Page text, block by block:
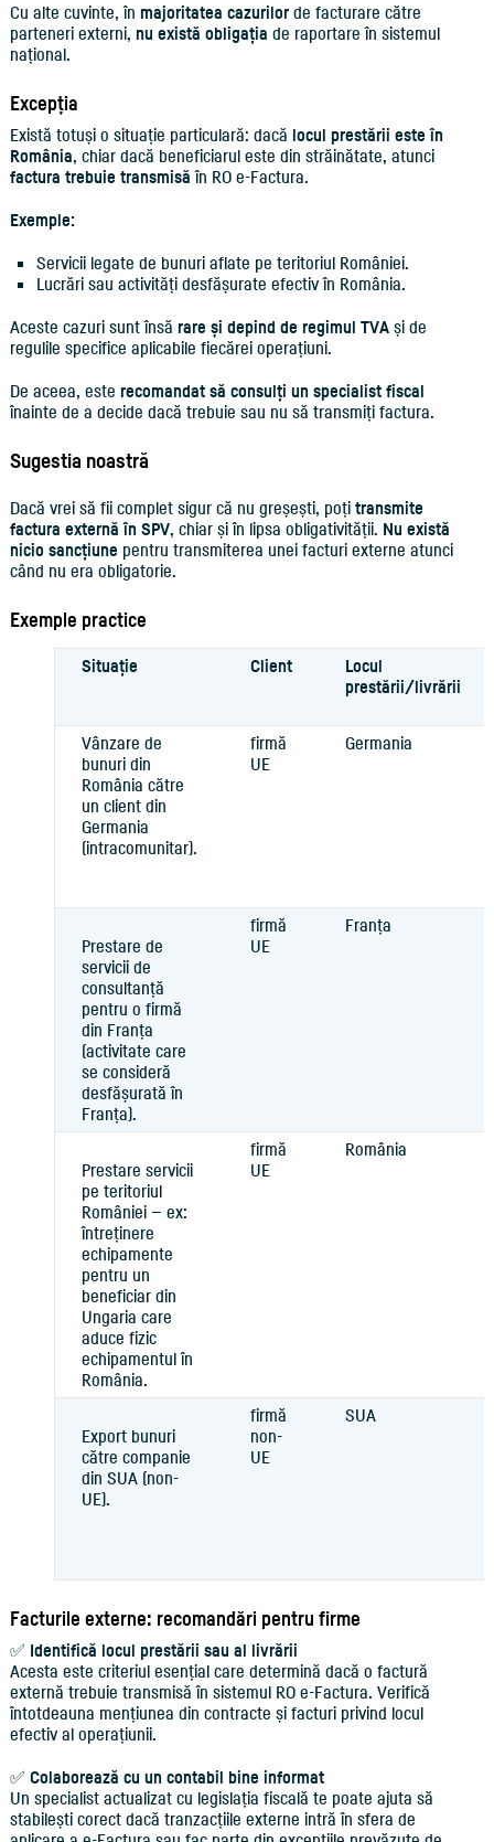
Cu alte cuvinte, în majoritatea cazurilorde facturare către
parteneri externi, nu există obligația de raportare în sistemul
național.
Excepția
Există totuși o situație particulară: dacă locul prestării este în
România, chiar dacă beneficiarul este din străinătate, atunci
factura trebuie transmisă în RO e-Factura.
Exemple:
Servicii legate de bunuri aflate pe teritoriul României.
Lucrări sau activități desfășurate efectiv în România.
Aceste cazuri sunt însă rare și depind de regimul TVAși de
regulile specifice aplicabile fiecărei operațiuni.
De aceea, este recomandat să consulți un specialist fiscal
înainte de a decide dacă trebuie sau nu să transmiți factura.
Sugestia noastră
Dacă vrei să fii complet sigur că nu greșești, poți transmite
factura externă în SPV, chiar și în lipsa obligativității. Nu există
nicio sancțiune pentru transmiterea unei facturi externe atunci
când nu era obligatorie.
Exemple practice
Situație Client
Locul
prestării/livrării
Vânzare de
bunuri din
România către
un client din
Germania
(intracomunitar).
firmă
UE
Germania
Prestare de
servicii de
consultanță
pentru o firmă
din Franța
(activitate care
se consideră
desfășurată în
Franța).
firmă
UE
Franța
Prestare servicii
pe teritoriul
României — ex:
întreținere
echipamente
pentru un
beneficiar din
Ungaria care
aduce fizic
echipamentul în
România.
firmă
UE
România
Export bunuri
către companie
din SUA (non-
UE).
firmă
non-
UE
SUA
Facturile externe: recomandări pentru firme
✅ Identifică locul prestării sau al livrării
Acesta este criteriul esențial care determină dacă o factură
externă trebuie transmisă în sistemul RO e-Factura. Verifică
întotdeauna mențiunea din contracte și facturi privind locul
efectiv al operațiunii.
✅ Colaborează cu un contabil bine informat
Un specialist actualizat cu legislația fiscală te poate ajuta să
stabilești corect dacă tranzacțiile externe intră în sfera de